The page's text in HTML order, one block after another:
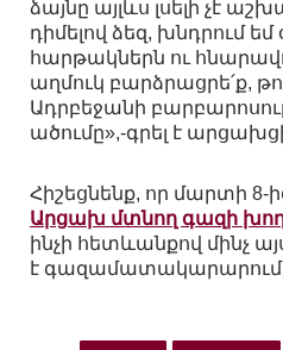
ձայնը այլևս լսելի չէ
դիմելով ձեզ, խնդրում
հարթակներն ու
աղմուկ բարձրացրե՛ք,
Ադրբեջանի
ածումը»,-գրել է
Հիշեցնենք, որ մարտի
Արցախ մտնող գազի
ինչի հետևանքով մինչ
է